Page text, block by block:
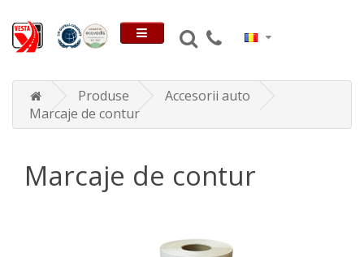
Produse
Accesorii auto
Marcaje de contur
Marcaje de contur